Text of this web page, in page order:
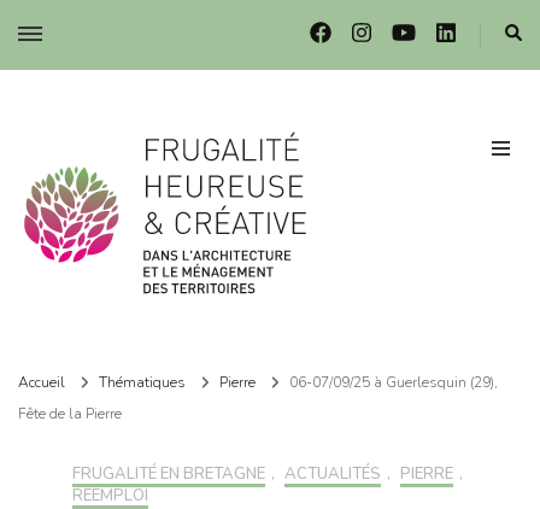
Frugalité dans l'architecture et le ménagement des territoires
Accueil Thématiques Pierre
06-07/09/25 à Guerlesquin (29),
Fête de la Pierre
FRUGALITÉ EN BRETAGNE , ACTUALITÉS , PIERRE ,
RÉEMPLOI